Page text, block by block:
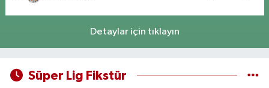
Detaylar için tıklayın
Süper Lig Fikstür